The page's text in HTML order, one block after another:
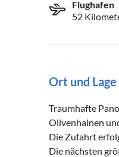
Flughafen
52
Ort und
Traumhafte
Olivenhainen
Die Zufahrt
Die nächsten